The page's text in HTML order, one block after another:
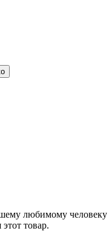
любимому человеку
товар.